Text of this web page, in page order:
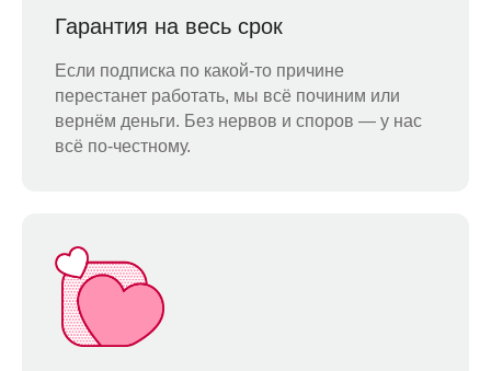
Гарантия на весь срок
Если подписка по какой-то причине
перестанет работать, мы всё починим или
вернём деньги. Без нервов и споров — у нас
всё по-честному.